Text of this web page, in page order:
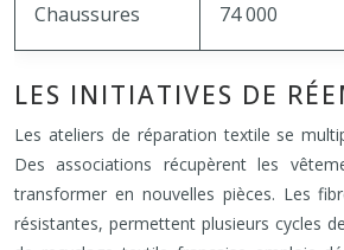
Chaussures 74 000
LES INITIATIVES DE
Les ateliers de réparation textile se
Des associations récupèrent les
transformer en nouvelles pièces. Les
résistantes, permettent plusieurs cycles